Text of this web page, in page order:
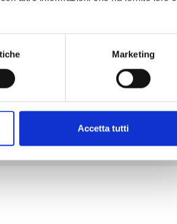
Marketing
Accetta tutti